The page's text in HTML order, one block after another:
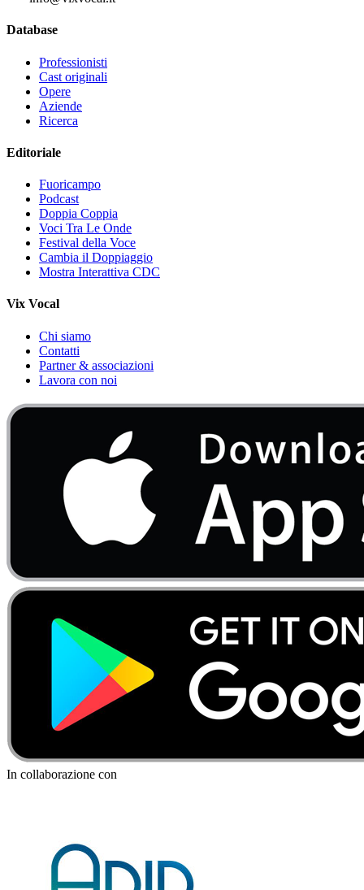
Database
Professionisti
Cast originali
Opere
Aziende
Ricerca
Editoriale
Fuoricampo
Podcast
Doppia Coppia
Voci Tra Le Onde
Festival della Voce
Cambia il Doppiaggio
Mostra Interattiva CDC
Vix Vocal
Chi siamo
Contatti
Partner & associazioni
Lavora con noi
In collaborazione con